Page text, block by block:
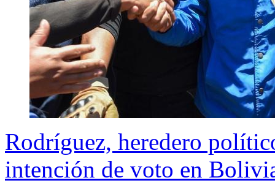
Rodríguez, heredero
intención de voto en